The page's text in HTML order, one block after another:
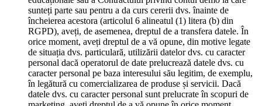
sunteți parte sau pentru a da curs cererii dvs. înainte de
încheierea acestora (articolul 6 alineatul (1) litera (b) din
RGPD), aveți, de asemenea, dreptul de a transfera datele. În
orice moment, aveți dreptul de a vă opune, din motive legate
de situația dvs. particulară, utilizării datelor dvs. cu caracter
personal dacă operatorul de date prelucrează datele dvs. cu
caracter personal pe baza interesului său legitim, de exemplu,
în legătură cu comercializarea de produse și servicii. Dacă
datele dvs. cu caracter personal sunt prelucrate în scopuri de